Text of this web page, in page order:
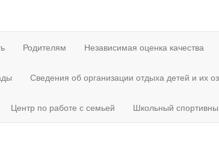
Родителям Независимая оценка качества
Сведения об организации отдыха детей и их
Центр по работе с семьей Школьный